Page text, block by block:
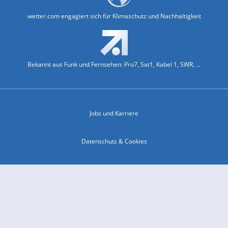
wetter.com engagiert sich für Klimaschutz und Nachhaltigkeit
Bekannt aus Funk und Fernsehen: Pro7, Sat1, Kabel 1, SWR, ...
Jobs und Karriere
Datenschutz & Cookies